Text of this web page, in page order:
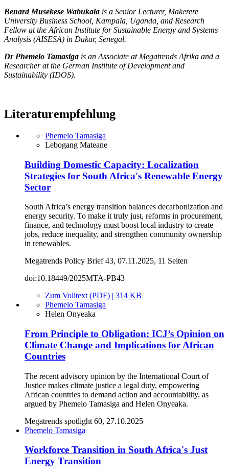
Benard Musekese Wabukala is a Senior Lecturer, Makerere
University Business School, Kampala, Uganda, and Research
Fellow at the African Institute for Sustainable Energy and Systems
Analysis (AISESA) in Dakar, Senegal.
Dr Phemelo Tamasiga is an Associate at Megatrends Afrika and a
Researcher at the German Institute of Development and
Sustainability (IDOS).
Literaturempfehlung
Phemelo Tamasiga
Lebogang Mateane
Building Domestic Capacity: Localization
Strategies for South Africa's Renewable Energy
Sector
South Africa’s energy transition balances decarbonization and
energy security. To make it truly just, reforms in procurement,
finance, and technology must boost local industry to create
jobs, reduce inequality, and strengthen community ownership
in renewables.
Megatrends Policy Brief 43, 07.11.2025, 11 Seiten
doi:10.18449/2025MTA-PB43
Zum Volltext (PDF) | 314 KB
Phemelo Tamasiga
Helen Onyeaka
From Principle to Obligation: ICJ’s Opinion on
Climate Change and Implications for African
Countries
The recent advisory opinion by the International Court of
Justice makes climate justice a legal duty, empowering
African countries to demand action and accountability, as
argued by Phemelo Tamasiga and Helen Onyeaka.
Megatrends spotlight 60, 27.10.2025
Phemelo Tamasiga
Workforce Transition in South Africa's Just
Energy Transition